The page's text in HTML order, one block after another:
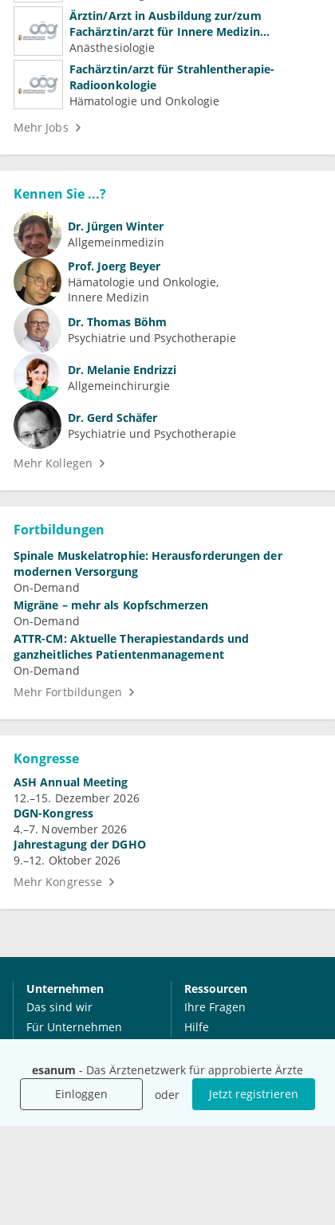
esanum - Das Ärztenetzwerk für approbierte Ärzte
Einloggen
oder Jetzt registrieren
Ärztin/Arzt in Ausbildung zur/zum
Fachärztin/arzt für Innere Medizin
(Kardiologie, Nephrologie, Intensivmedizin)
Anästhesiologie
Fachärztin/arzt für Strahlentherapie-
Radioonkologie
Hämatologie und Onkologie
Mehr Jobs
Kennen Sie ...?
Dr. Jürgen Winter
Allgemeinmedizin
Prof. Joerg Beyer
Hämatologie und Onkologie
Innere Medizin
Dr. Thomas Böhm
Psychiatrie und Psychotherapie
Dr. Melanie Endrizzi
Allgemeinchirurgie
Dr. Gerd Schäfer
Psychiatrie und Psychotherapie
Mehr Kollegen
Fortbildungen
Spinale Muskelatrophie: Herausforderungen der
modernen Versorgung
On-Demand
Migräne – mehr als Kopfschmerzen
On-Demand
ATTR-CM: Aktuelle Therapiestandards und
ganzheitliches Patientenmanagement
On-Demand
Mehr Fortbildungen
Kongresse
ASH Annual Meeting
12.–15. Dezember 2026
DGN-Kongress
4.–7. November 2026
Jahrestagung der DGHO
9.–12. Oktober 2026
Mehr Kongresse
Unternehmen
Das sind wir
Für Unternehmen
Mediadaten
Presse
Karriere
Ressourcen
Ihre Fragen
Hilfe